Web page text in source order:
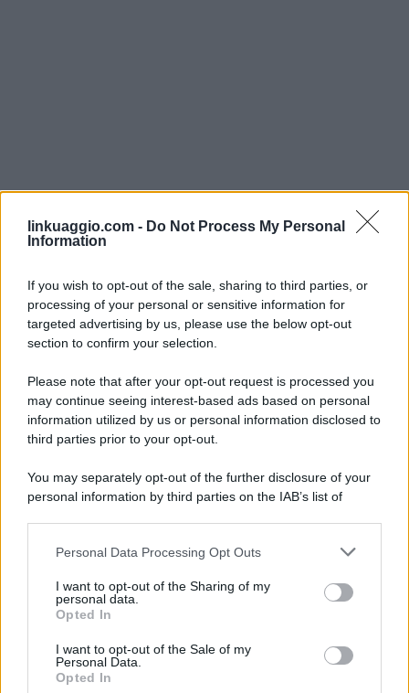
linkuaggio.com - Do Not Process My Personal
Information
If you wish to opt-out of the sale, sharing to third parties, or
processing of your personal or sensitive information for
targeted advertising by us, please use the below opt-out
section to confirm your selection.
Please note that after your opt-out request is processed you
may continue seeing interest-based ads based on personal
information utilized by us or personal information disclosed to
third parties prior to your opt-out.
You may separately opt-out of the further disclosure of your
personal information by third parties on the IAB’s list of
This information may also be disclosed by us to third parties
disclose it to other third parties.
Please note that this website/app uses one or more Google
services and may gather and store information including but
not limited to your visit or usage behaviour. You may click to
grant or deny consent to Google and its third-party tags to
Personal Data Processing Opt Outs
I want to opt-out of the Sharing of my
personal data.
Opted In
I want to opt-out of the Sale of my
Personal Data.
Opted In